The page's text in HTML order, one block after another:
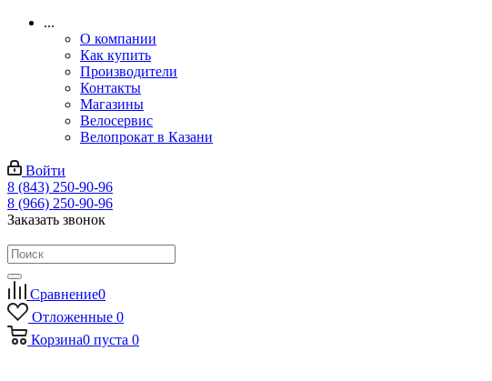
...
О компании
Как купить
Производители
Контакты
Магазины
Велосервис
Велопрокат в Казани
Войти
8 (843) 250-90-96
8 (966) 250-90-96
Заказать звонок
Сравнение0
Отложенные 0
Корзина0 пуста 0